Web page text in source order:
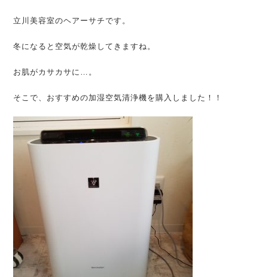
立川美容室のヘアーサチです。
冬になると空気が乾燥してきますね。
お肌がカサカサに…。
そこで、おすすめの加湿空気清浄機を購入しました！！